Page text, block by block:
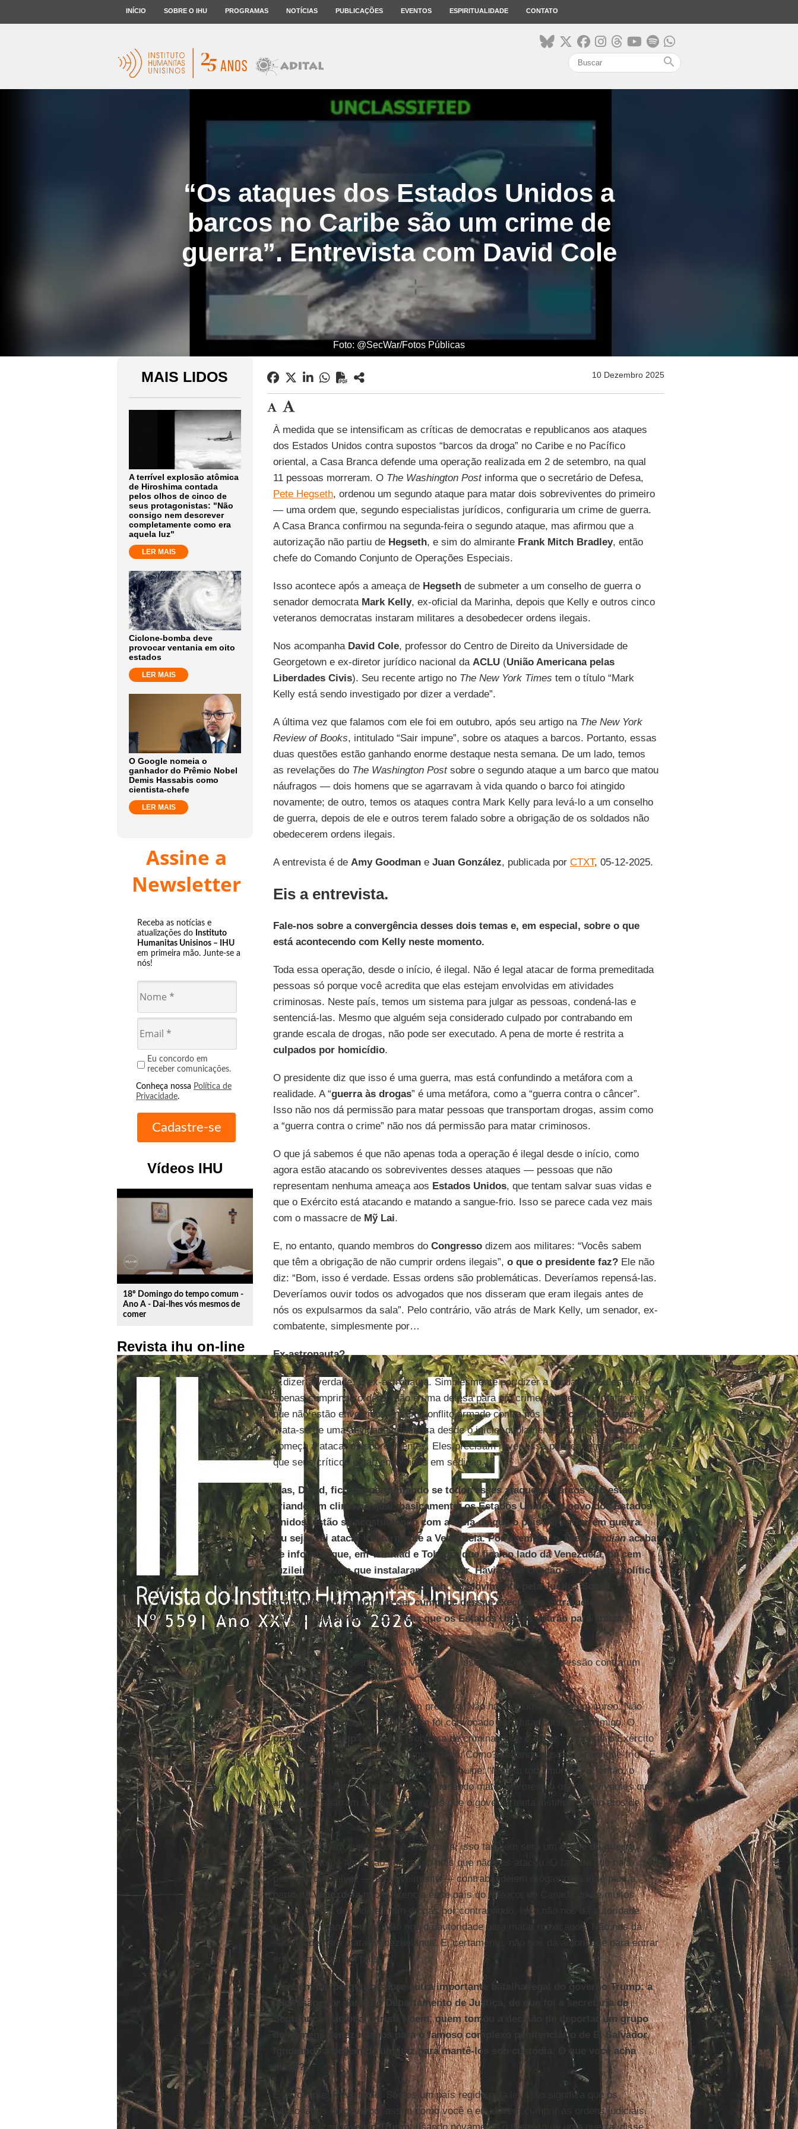
INÍCIO SOBRE O IHU PROGRAMAS NOTÍCIAS PUBLICAÇÕES EVENTOS ESPIRITUALIDADE CONTATO
search
“Os ataques dos Estados Unidos a
barcos no Caribe são um crime de
guerra”. Entrevista com David Cole
Foto: @SecWar/Fotos Públicas
MAIS LIDOS
A terrível explosão atômica
de Hiroshima contada
pelos olhos de cinco de
seus protagonistas: "Não
consigo nem descrever
completamente como era
aquela luz"
LER MAIS
Ciclone-bomba deve
provocar ventania em oito
estados
LER MAIS
O Google nomeia o
ganhador do Prêmio Nobel
Demis Hassabis como
cientista-chefe
LER MAIS
Assine a
Newsletter
Receba as notícias e
atualizações do Instituto
Humanitas Unisinos – IHU
em primeira mão. Junte-se a
nós!
Eu concordo em
receber comunicações.
Conheça nossa Política de
Privacidade.
Vídeos IHU
play_circle_outline
18º Domingo do tempo comum -
Ano A - Dai-lhes vós mesmos de
comer
Revista ihu on-line
10 Dezembro 2025
À medida que se intensificam as críticas de democratas e republicanos aos ataques
dos Estados Unidos contra supostos “barcos da droga” no Caribe e no Pacífico
oriental, a Casa Branca defende uma operação realizada em 2 de setembro, na qual
11 pessoas morreram. O The Washington Postinforma que o secretário de Defesa,
Pete Hegseth, ordenou um segundo ataque para matar dois sobreviventes do primeiro
— uma ordem que, segundo especialistas jurídicos, configuraria um crime de guerra.
A Casa Branca confirmou na segunda-feira o segundo ataque, mas afirmou que a
autorização não partiu de Hegseth, e sim do almirante Frank Mitch Bradley, então
chefe do Comando Conjunto de Operações Especiais.
Isso acontece após a ameaça de Hegsethde submeter a um conselho de guerra o
senador democrata Mark Kelly, ex-oficial da Marinha, depois que Kelly e outros cinco
veteranos democratas instaram militares a desobedecer ordens ilegais.
Nos acompanhaDavid Cole, professor do Centro de Direito da Universidade de
Georgetown e ex-diretor jurídico nacional da ACLU(União Americana pelas
Liberdades Civis). Seu recente artigo no The New York Times tem o título “Mark
Kelly está sendo investigado por dizer a verdade”.
A última vez que falamos com ele foi em outubro, após seu artigo na The New York
Review of Books, intitulado “Sair impune”, sobre os ataques a barcos. Portanto, essas
duas questões estão ganhando enorme destaque nesta semana. De um lado, temos
as revelações do The Washington Postsobre o segundo ataque a um barco que matou
náufragos — dois homens que se agarravam à vida quando o barco foi atingido
novamente; de outro, temos os ataques contra Mark Kelly para levá-lo a um conselho
de guerra, depois de ele e outros terem falado sobre a obrigação de os soldados não
obedecerem ordens ilegais.
A entrevista é de Amy GoodmaneJuan González, publicada por CTXT, 05-12-2025.
Eis a entrevista.
Fale-nos sobre a convergência desses dois temas e, em especial, sobre o que
está acontecendo com Kelly neste momento.
Toda essa operação, desde o início, é ilegal. Não é legal atacar de forma premeditada
pessoas só porque você acredita que elas estejam envolvidas em atividades
criminosas. Neste país, temos um sistema para julgar as pessoas, condená-las e
sentenciá-las. Mesmo que alguém seja considerado culpado por contrabando em
grande escala de drogas, não pode ser executado. A pena de morte é restrita a
culpados por homicídio.
O presidente diz que isso é uma guerra, mas está confundindo a metáfora com a
realidade. A “guerra às drogas” é uma metáfora, como a “guerra contra o câncer”.
Isso não nos dá permissão para matar pessoas que transportam drogas, assim como
a “guerra contra o crime” não nos dá permissão para matar criminosos.
O que já sabemos é que não apenas toda a operação é ilegal desde o início, como
agora estão atacando os sobreviventes desses ataques — pessoas que não
representam nenhuma ameaça aos Estados Unidos, que tentam salvar suas vidas e
que o Exército está atacando e matando a sangue-frio. Isso se parece cada vez mais
com o massacre de Mỹ Lai.
E, no entanto, quando membros do Congressodizem aos militares: “Vocês sabem
que têm a obrigação de não cumprir ordens ilegais”, o que o presidente faz?Ele não
diz: “Bom, isso é verdade. Essas ordens são problemáticas. Deveríamos repensá-las.
Deveríamos ouvir todos os advogados que nos disseram que eram ilegais antes de
nós os expulsarmos da sala”. Pelo contrário, vão atrás de Mark Kelly, um senador, ex-
combatente, simplesmente por…
Ex-astronauta?
…dizer a verdade. E ex-astronauta. Simplesmente por dizer a verdade. “Eu estava
apenas cumprindo ordens” não é uma defesa para um crime de guerra. E matar civis
que não estão envolvidos em um conflito armado contra nós é umcrime de guerra.
Trata-se de uma atividade criminosa desde o início, duplamente criminosa quando se
começa a atacar os sobreviventes. Eles precisam rever essa política, e não afirmar
que seus críticos estão envolvidos em sedição.
Mas, David, fico me perguntando se todos esses ataques a barcos não estão
criando um clima no qual, basicamente, os Estados Unidos, o povo dos Estados
Unidos, estão se acostumando com a ideia de que o país vai entrar em guerra.
Ou seja, vai atacar militarmente a Venezuela. Por exemplo, oThe Guardianacaba
de informar que, em Trinidad e Tobago, que fica ao lado da Venezuela, há cem
fuzileiros navais que instalaram um radar. Havia uma citação de um líder político
de Trinidad e Tobago, David Abdulah, do Movimento pela Justiça Social,
acusando seu governo de ser cúmplice dessas execuções extrajudiciais no
Caribe. Que pretexto você acha que os Estados Unidos usarão para atacar
militarmente a Venezuela?
Se entrarem em guerra com a Venezuela, isso será um ato de agressão contra um
país que não nos atacou.
Bem, toda essa operação já é um pretexto. Não há nenhuma guerra em curso. Não
estamos sendo atacados. Ninguém foi convocado para lutar contra um inimigo. O
presidente Trump
pegou um problema de criminalidade e disse: “Vou usar o Exército
para resolver o problema da criminalidade. Como? Matando pessoas a sangue-frio”. E
Pete Hegseth traduz isso dizendo à sua equipe: “Matem todo mundo”. E, então, o
almirante Bradley responde a isso ordenando matar até mesmo os sobreviventes que
apenas se agarram à vida. São crimes que o governo tenta justificar como atos de
guerra.
Se entrarem em guerra com a Venezuela, isso também será um crime de guerra.
Será um ato de agressão contra um país que não nos atacou. O fato de que haja
pessoas que talvez — provavelmente — contrabandeiem drogas para este país a
partir daVenezuelanão diferencia esse país do México, do Canadá ou de muitos
outros países de onde entram drogas por contrabando. Isso não nos dá autoridade
para matar canadenses. Não nos dá autoridade para matar mexicanos. Não nos dá
autoridade para matar venezuelanos. E, certamente, não nos dá autoridade para entrar
em guerra com um país.
Também me pergunto sobre outra importante batalha legal do governo Trump: a
admissão, por parte do Departamento de Justiça, de que foi a secretária de
Segurança Nacional, Kristi Noem, quem tomou a decisão de deportar um grupo
de homens venezuelanos para o famoso complexo penitenciário de El Salvador,
ignorando a ordem de um juiz para mantê-los sob custódia. O que você acha
disso?
É revoltante. Revoltante. Somos um país regido pela lei. Isso significa que os
funcionários do governo, assim como você e eu, devem cumprir as ordens judiciais.